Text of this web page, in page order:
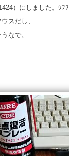
）にしました。ｳﾌﾌ
スだし、
なで。